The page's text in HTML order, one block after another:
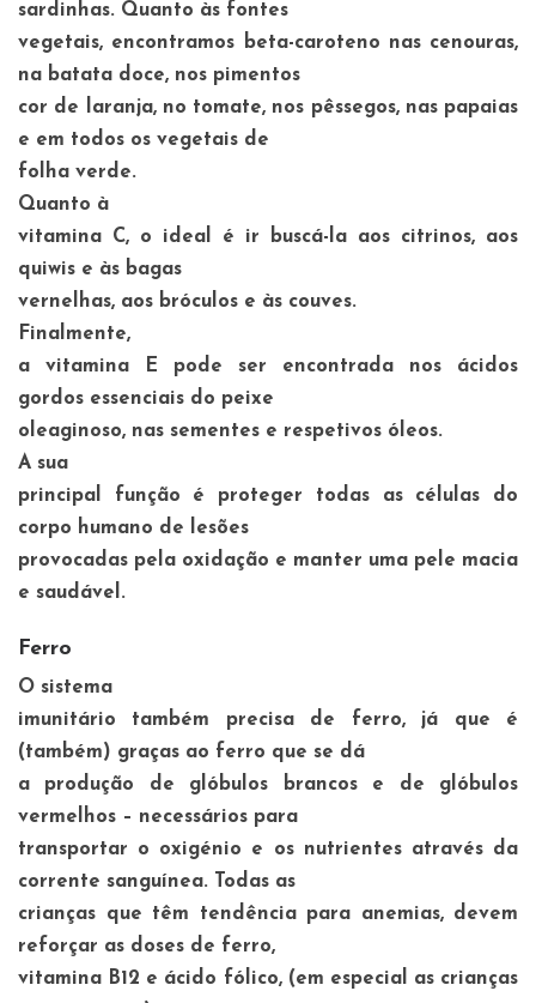
sardinhas. Quanto às fontes
vegetais, encontramos beta-caroteno nas cenouras,
na batata doce, nos pimentos
cor de laranja, no tomate, nos pêssegos, nas papaias
e em todos os vegetais de
folha verde.
Quanto à
vitamina C, o ideal é ir buscá-la aos citrinos, aos
quiwis e às bagas
vernelhas, aos bróculos e às couves.
Finalmente,
a vitamina E pode ser encontrada nos ácidos
gordos essenciais do peixe
oleaginoso, nas sementes e respetivos óleos.
A sua
principal função é proteger todas as células do
corpo humano de lesões
provocadas pela oxidação e manter uma pele macia
e saudável.
Ferro
O sistema
imunitário também precisa de ferro, já que é
(também) graças ao ferro que se dá
a produção de glóbulos brancos e de glóbulos
vermelhos – necessários para
transportar o oxigénio e os nutrientes através da
corrente sanguínea. Todas as
crianças que têm tendência para anemias, devem
reforçar as doses de ferro,
vitamina B12 e ácido fólico, (em especial as crianças